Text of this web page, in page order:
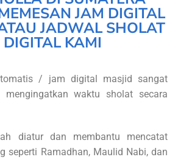
JAM DIGITAL
JADWAL SHOLAT
DIGITAL KAMI
/ jam digital masjid sangat
mengingatkan waktu sholat secara
diatur dan membantu mencatat
seperti Ramadhan, Maulid Nabi, dan